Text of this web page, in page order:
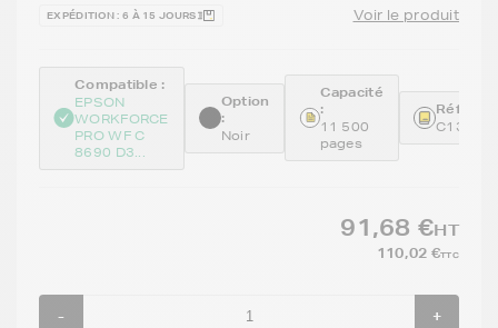
EXPÉDITION : 6 À 15 JOURS Voir le produit
Compatible :
EPSON
WORKFORCE
PRO WF C
8690 D3...
Option
:
Noir
Capacité
:
11 500
pages
91,68 €HT
110,02 €TTC
- +